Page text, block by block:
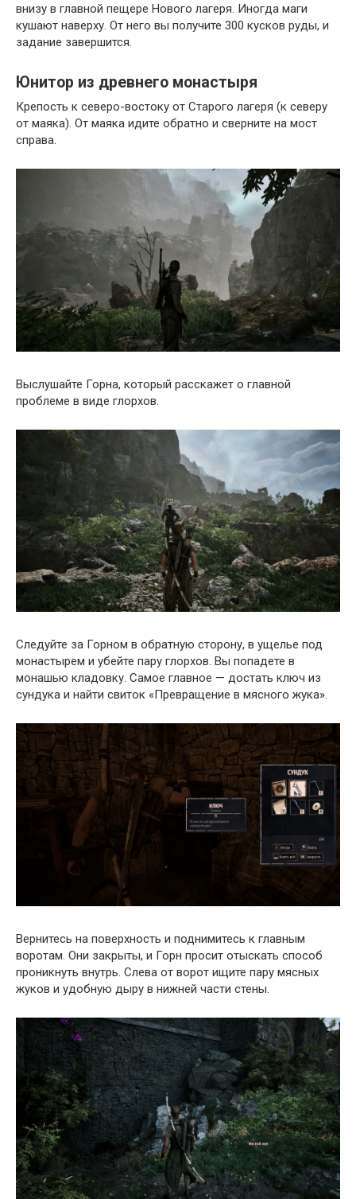
внизу в главной пещере Нового лагеря. Иногда маги
кушают наверху. От него вы получите 300 кусков руды, и
задание завершится.
Юнитор из древнего монастыря
Крепость к северо-востоку от Старого лагеря (к северу
от маяка). От маяка идите обратно и сверните на мост
справа.
Выслушайте Горна, который расскажет о главной
проблеме в виде глорхов.
Следуйте за Горном в обратную сторону, в ущелье под
монастырем и убейте пару глорхов. Вы попадете в
монашью кладовку. Самое главное — достать ключ из
сундука и найти свиток «Превращение в мясного жука».
Вернитесь на поверхность и поднимитесь к главным
воротам. Они закрыты, и Горн просит отыскать способ
проникнуть внутрь. Слева от ворот ищите пару мясных
жуков и удобную дыру в нижней части стены.